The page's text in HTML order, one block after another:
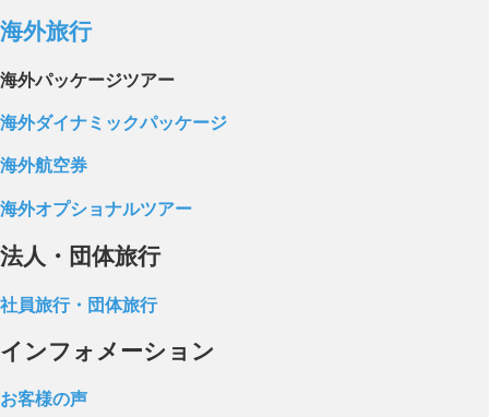
海外旅行
海外パッケージツアー
海外ダイナミックパッケージ
海外航空券
海外オプショナルツアー
法人・団体旅行
社員旅行・団体旅行
インフォメーション
お客様の声